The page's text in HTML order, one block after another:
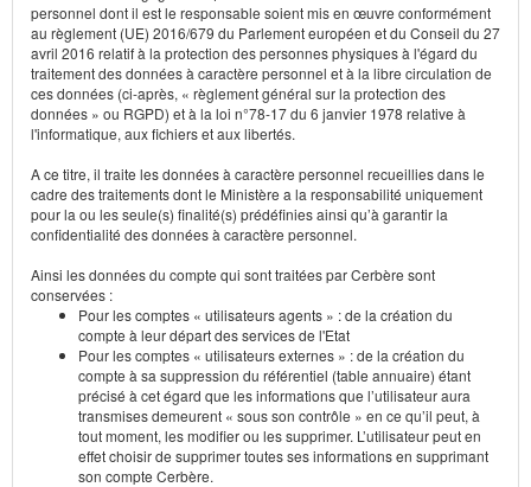
personnel dont il est le responsable soient mis en œuvre conformément
au règlement (UE) 2016/679 du Parlement européen et du Conseil du 27
avril 2016 relatif à la protection des personnes physiques à l'égard du
traitement des données à caractère personnel et à la libre circulation de
ces données (ci-après, « règlement général sur la protection des
données » ou RGPD) et à la loi n°78-17 du 6 janvier 1978 relative à
l'informatique, aux fichiers et aux libertés.
A ce titre, il traite les données à caractère personnel recueillies dans le
cadre des traitements dont le Ministère a la responsabilité uniquement
pour la ou les seule(s) finalité(s) prédéfinies ainsi qu’à garantir la
confidentialité des données à caractère personnel.
Ainsi les données du compte qui sont traitées par Cerbère sont
conservées :
Pour les comptes « utilisateurs agents » : de la création du
compte à leur départ des services de l'Etat
Pour les comptes « utilisateurs externes » : de la création du
compte à sa suppression du référentiel (table annuaire) étant
précisé à cet égard que les informations que l’utilisateur aura
transmises demeurent « sous son contrôle » en ce qu’il peut, à
tout moment, les modifier ou les supprimer. L’utilisateur peut en
effet choisir de supprimer toutes ses informations en supprimant
son compte Cerbère.